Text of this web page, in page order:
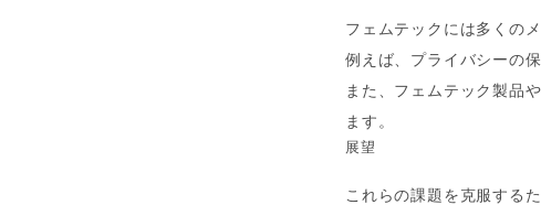
フェムテックには多くの
例えば、プライバシーの
また、フェムテック製品
ます。
展望
これらの課題を克服する